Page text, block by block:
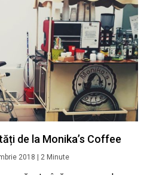
de la Monika’s Coffee
2018 2 Minute